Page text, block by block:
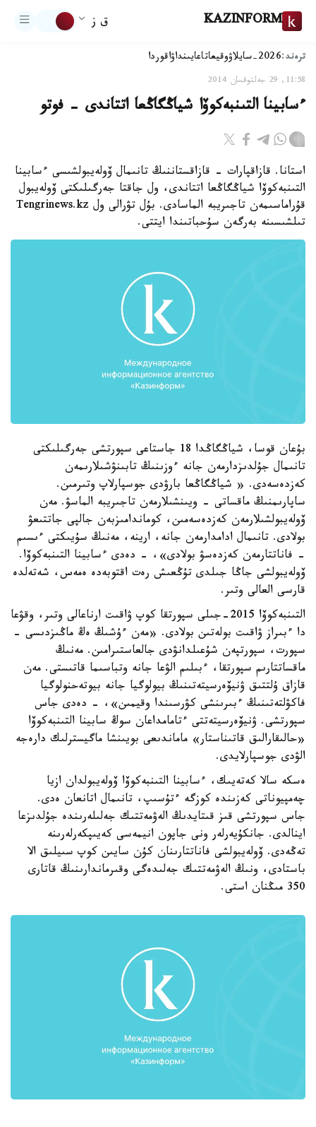
KAZINFORM ق ز
ترەند:2026-سايلاۋ وقيعاتاعايىنداۋاقوردا
11:58, 29 جەلتوقسان 2014
ءسابينا التىنبەكوۆا شياڭگاڭعا اتتاندى - فوتو
استانا. قازاقپارات - قازاقستاننىڭ تانىمال ۆولەيبولشىسى ءسابينا
التىنبەكوۆا شياڭگاڭعا اتتاندى، ول جاقتا جەرگىلىكتى ۆولەيبول
قۇراماسىمەن تاجىريبە الماسادى. بۇل تۋرالى ول Tengrinews.kz
تىلشىسىنە بەرگەن سۇحباتىندا ايتتى.
بۇعان قوسا، شياڭگاڭدا 18 جاستاعى سپورتشى جەرگىلىكتى
تانىمال جۇلدىزدارمەن جانە ءوزىنىڭ تابىنۋشىلارىمەن
كەزدەسەدى. « شياڭگاڭعا بارۋدى جوسپارلاپ وتىرمىن.
ساپارىمنىڭ ماقساتى - ويىنشىلارمەن تاجىريبە الماسۋ. مەن
ۆولەيبولشىلارمەن كەزدەسەمىن، كوماندامىزبەن جالپى جاتتىعۋ
بولادى. تانىمال ادامدارمەن جانە، ارينە، مەنىڭ سۇيىكتى ءىسىم
- فاناتتارمەن كەزدەسۋ بولادى»، - دەدى ءسابينا التىنبەكوۆا.
ۆولەيبولشى جاڭا جىلدى تۇڭعىش رەت اقتوبەدە ەمەس، شەتەلدە
قارسى العالى وتىر.
التىنبەكوۆا 2015-جىلى سپورتقا كوپ ۋاقىت ارناعالى وتىر، وقۋعا
دا ءبىراز ۋاقىت بولەتىن بولادى. «مەن ءۇشىڭ ەڭ ماڭىزدىسى -
سپورت، سپورتپەن شۇعىلدانۋدى جالعاستىرامىن. مەنىڭ
ماقساتتارىم سپورتقا، ءبىلىم الۋعا جانە وتباسىما قاتىستى. مەن
قازاق ۇلتتىق ۋنيۆەرسيتەتىنىڭ بيولوگيا جانە بيوتەحنولوگيا
فاكۋلتەتىنىڭ ءبىرىنشى كۋرسىندا وقيمىن»، - دەدى جاس
سپورتشى. ۋنيۆەرسيتەتتى ءتامامداعان سوڭ سابينا التىنبەكوۆا
«حالىقارالىق قاتىناستار» ماماندىعى بويىنشا ماگيسترلىك دارەجە
الۋدى جوسپارلايدى.
ەسكە سالا كەتەيىك، ءسابينا التىنبەكوۆا ۆولەيبولدان ازيا
چەمپيوناتى كەزىندە كوزگە ءتۇسىپ، تانىمال اتانعان ەدى.
جاس سپورتشى قىز قىتايدىڭ الەۋمەتتىك جەلىلەرىندە جۇلدىزعا
اينالدى. جانكۇيەرلەر ونى جاپون انيمەسى كەيىپكەرلەرىنە
تەڭەدى. ۆولەيبولشى فاناتتارىنان كۇن سايىن كوپ سىيلىق الا
باستادى، ونىڭ الەۋمەتتىك جەلىدەگى وقىرماندارىنىڭ قاتارى
350 مىڭنان استى.